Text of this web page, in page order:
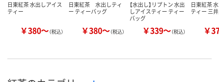
日東紅茶 水出しアイス
ティー
￥380～（税込）
日東紅茶 水出しティ
ー ティーバッグ
￥380～（税込）
【水出し】リプトン 水出
しアイスティー ティー
バッグ
￥339～（税込）
日東紅茶
ティー 三
￥